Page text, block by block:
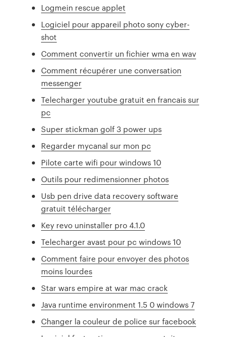
Logmein rescue applet
Logiciel pour appareil photo sony cyber-
shot
Comment convertir un fichier wma en wav
Comment récupérer une conversation
messenger
Telecharger youtube gratuit en francais sur
pc
Super stickman golf 3 power ups
Regarder mycanal sur mon pc
Pilote carte wifi pour windows 10
Outils pour redimensionner photos
Usb pen drive data recovery software
gratuit télécharger
Key revo uninstaller pro 4.1.0
Telecharger avast pour pc windows 10
Comment faire pour envoyer des photos
moins lourdes
Star wars empire at war mac crack
Java runtime environment 1.5 0 windows 7
Changer la couleur de police sur facebook